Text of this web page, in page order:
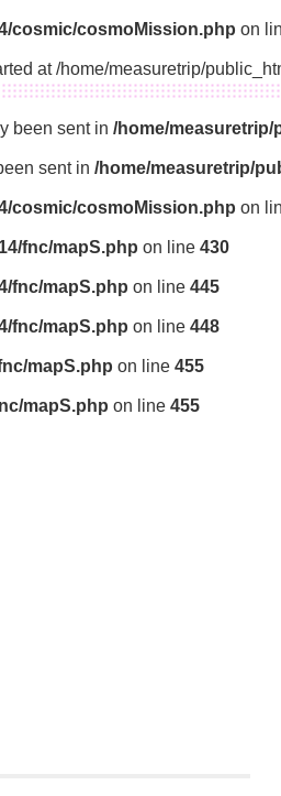
cosmic/cosmoMission.php on
at /home/measuretrip/
been sent in /home/
sent in /home/measuretrip/
cosmic/cosmoMission.php on
fnc/mapS.php on line 430
fnc/mapS.php on line 445
fnc/mapS.php on line 448
mapS.php on line 455
mapS.php on line 455